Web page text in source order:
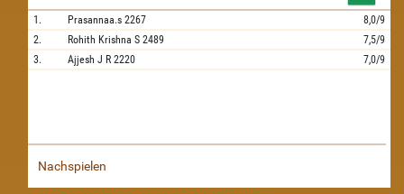
1. Prasannaa.s 2267
8,0/9
2.
Rohith Krishna S 2489
7,5/9
3.
Ajjesh J R 2220 7,0/9
Nachspielen